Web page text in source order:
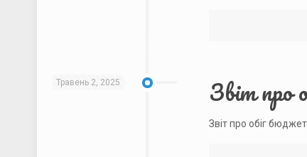
Травень 2, 2025 Звіт про
Звіт про обіг